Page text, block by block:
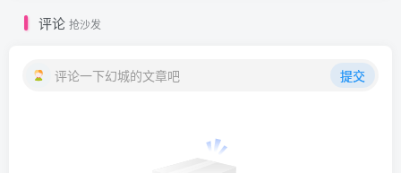
评论 抢沙发
评论一下幻城的文章吧 提交